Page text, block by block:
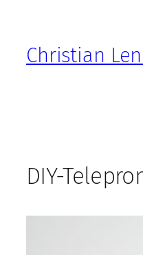
Christian
DIY-